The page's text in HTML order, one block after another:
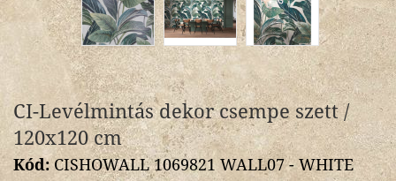
CI-Levélmintás dekor csempe szett /
120x120 cm
Kód:CISHOWALL 1069821 WALL07 - WHITE